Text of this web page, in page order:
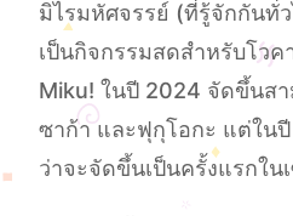
มิไรมหัศจรรย์ (ที่รู้จักกันทั่
เป็นกิจกรรมสดสําหรับโว
Miku! ในปี 2024 จัดขึ้นสา
ซาก้า และฟุกุโอกะ แต่ใน
ว่าจะจัดขึ้นเป็นครั้งแรกใน